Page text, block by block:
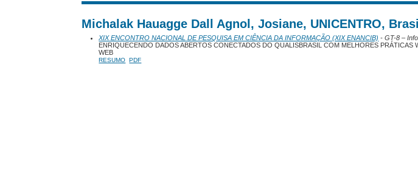
Michalak Hauagge Dall Agnol, Josiane, UNICENTRO, Brasil
XIX ENCONTRO NACIONAL DE PESQUISA EM CIÊNCIA DA INFORMAÇÃO (XIX ENANCIB) - GT-8 –
ENRIQUECENDO DADOS ABERTOS CONECTADOS DO QUALISBRASIL COM MELHORES PRÁTICAS
WEB
RESUMO PDF